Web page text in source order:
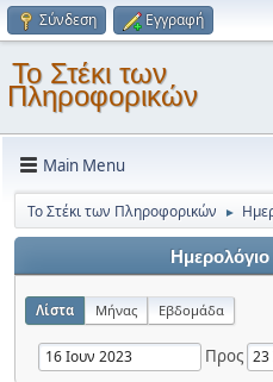
Σύνδεση Εγγραφή
Το Στέκι των
Πληροφορικών
Main Menu
Το Στέκι των Πληροφορικών ►
Λίστα Μήνας Εβδομάδα
Προς